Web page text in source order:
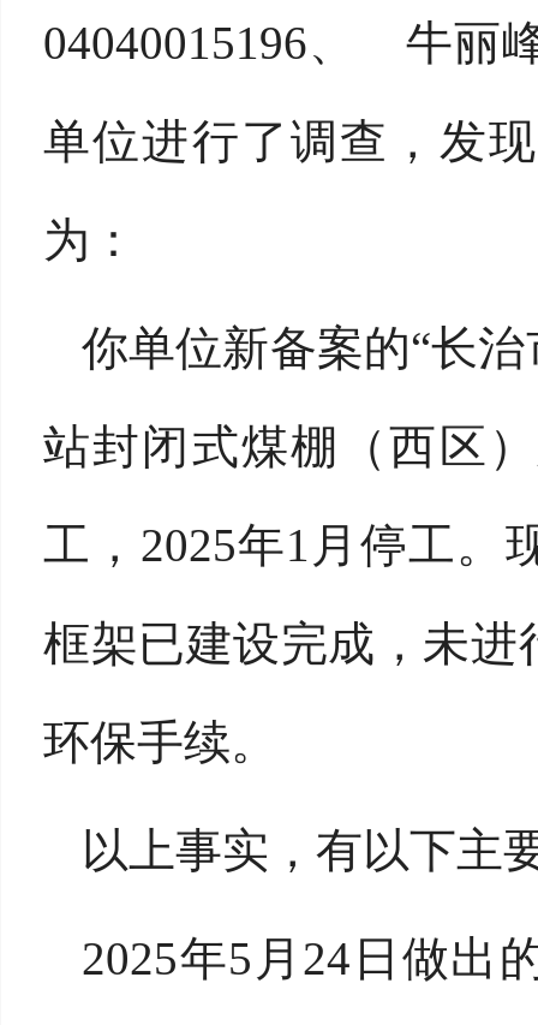
04040015196、 牛丽
单位进行了调查，发
为：
你单位新备案的“长
站封闭式煤棚（西区
工，2025年1月停工。
框架已建设完成，未
环保手续。
以上事实，有以下主
2025年5月24日做出